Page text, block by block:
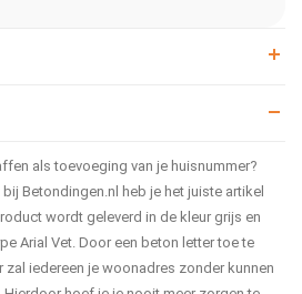
als toevoeging van je huisnummer?
Betondingen.nl heb je het juiste artikel
wordt geleverd in de kleur grijs en
Arial Vet. Door een beton letter toe te
zal iedereen je woonadres zonder kunnen